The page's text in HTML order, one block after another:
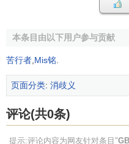
本条目由以下用户参与贡献
苦行者 Mis铭
页面分类: 消歧义
评论(共0条)
提示:评论内容为网友针对条目"